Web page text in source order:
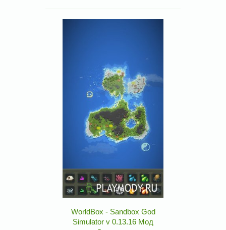
WorldBox - Sandbox God
Simulator v 0.13.16 Мод